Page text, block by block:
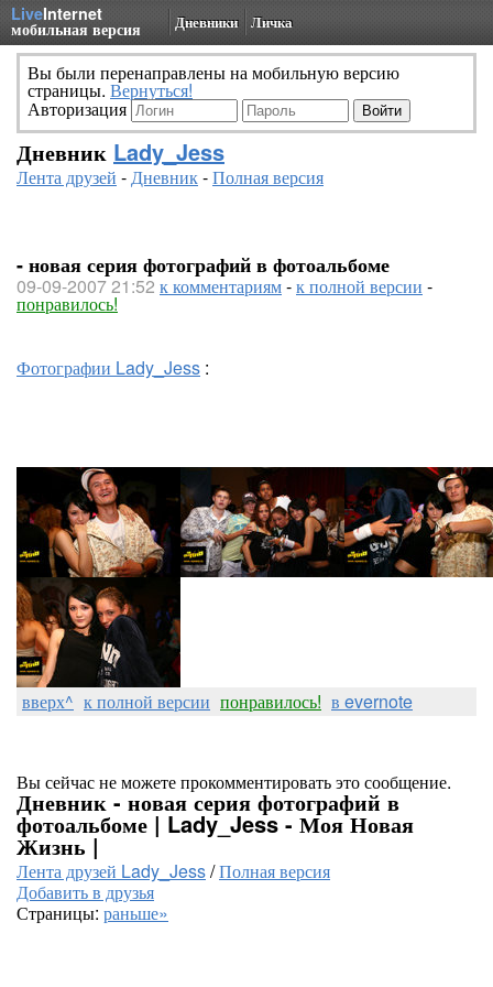
LiveInternet
мобильная версия Дневники Личка
Вы были перенаправлены на мобильную версию
страницы. Вернуться!
Авторизация
Дневник Lady_Jess
Лента друзей -Дневник-Полная версия
- новая серия фотографий в фотоальбоме
09-09-2007 21:52 к комментариям-к полной версии -
понравилось!
Фотографии Lady_Jess :
вверх^ к полной версии понравилось! в evernote
Вы сейчас не можете прокомментировать это сообщение.
Дневник - новая серия фотографий в
фотоальбоме | Lady_Jess - Моя Новая
Жизнь |
Лента друзей Lady_Jess/Полная версия
Добавить в друзья
Страницы: раньше»